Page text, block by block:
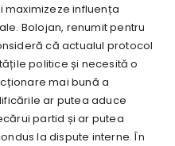
influența
Bolojan, renumit pentru
că actualul protocol
politice și necesită o
mai bună a
ar putea aduce
partid și ar putea
la dispute interne. În